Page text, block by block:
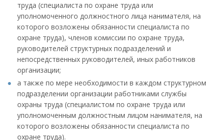
труда (специалиста по охране труда или
уполномоченного должностного лица нанимателя, на
которого возложены обязанности специалиста по
охране труда), членов комиссии по охране труда,
руководителей структурных подразделений и
непосредственных руководителей, иных работников
организации;
а также по мере необходимости в каждом структурном
подразделении организации работниками службы
охраны труда (специалистом по охране труда или
уполномоченным должностным лицом нанимателя, на
которого возложены обязанности специалиста по
охране труда).